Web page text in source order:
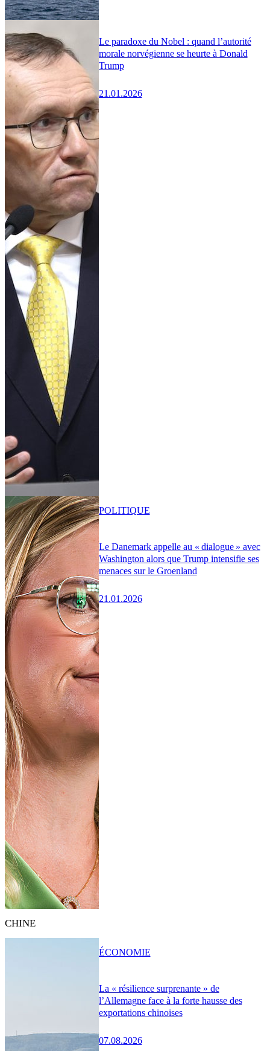
Le paradoxe du Nobel : quand l’autorité
morale norvégienne se heurte à Donald
Trump
21.01.2026
Le Danemark appelle au « dialogue » avec
Washington alors que Trump intensifie ses
menaces sur le Groenland
21.01.2026
POLITIQUE
CHINE
La « résilience surprenante » de
l’Allemagne face à la forte hausse des
exportations chinoises
07.08.2026
ÉCONOMIE